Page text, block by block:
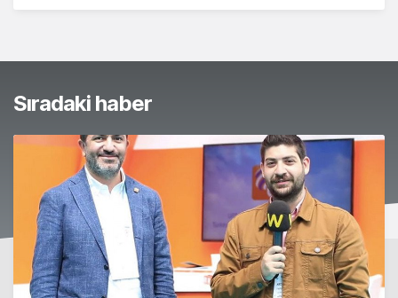
Sıradaki haber